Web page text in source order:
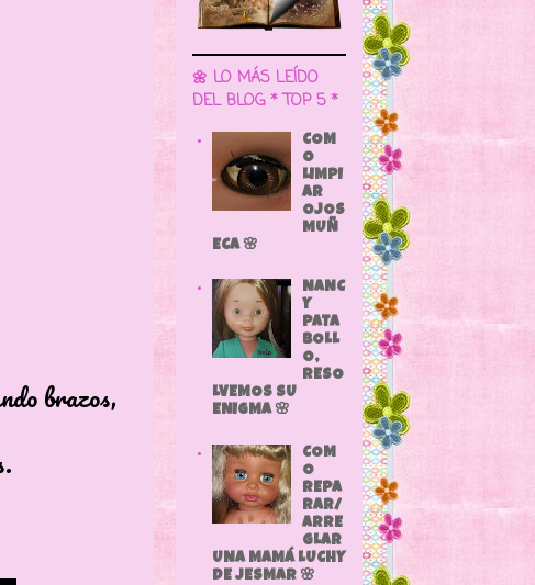
brazos,
🌼 LO MÁS LEÍDO
DEL BLOG * TOP 5 *
COM
O
LIMPI
AR
OJOS
MUÑ
ECA 🌸
NANC
Y
PATA
BOLL
O,
RESO
LVEMOS SU
ENIGMA 🌸
COM
O
REPA
RAR/
ARRE
GLAR
UNA MAMÁ LUCHY
DE JESMAR 🌸